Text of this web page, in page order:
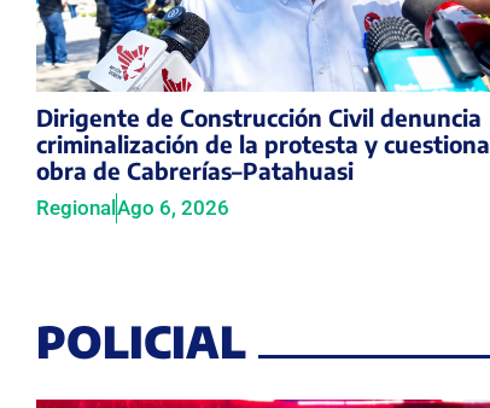
Dirigente de Construcción Civil denuncia
criminalización de la protesta y cuestiona
obra de Cabrerías–Patahuasi
Regional Ago 6, 2026
POLICIAL